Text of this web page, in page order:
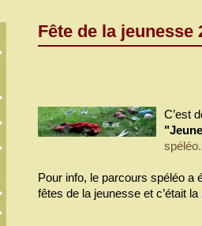
Fête de la jeunesse
C’est
spéléo.
Pour info, le parcours spéléo a
fêtes de la jeunesse et c’était